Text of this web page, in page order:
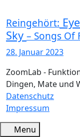
Reingehört:
Sky – Songs
28. Januar 2023
ZoomLab -
Dingen, Mate und
Datenschutz
Impressum
Menu